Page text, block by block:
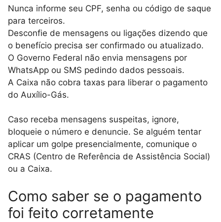
Nunca informe seu CPF, senha ou código de saque
para terceiros.
Desconfie de mensagens ou ligações dizendo que
o benefício precisa ser confirmado ou atualizado.
O Governo Federal não envia mensagens por
WhatsApp ou SMS pedindo dados pessoais.
A Caixa não cobra taxas para liberar o pagamento
do Auxílio-Gás.
Caso receba mensagens suspeitas, ignore,
bloqueie o número e denuncie. Se alguém tentar
aplicar um golpe presencialmente, comunique o
CRAS (Centro de Referência de Assistência Social)
ou a Caixa.
Como saber se o pagamento
foi feito corretamente